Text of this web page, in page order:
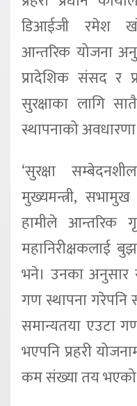
डिआईजी रमेश
आन्तरिक योजना
प्रादेशिक संसद र
सुरक्षाका लागि
स्थापनाको
‘सुरक्षा
मुख्यमन्त्री,
हामीले आन्तरिक
महानिरीक्षकलाई
भने। उनका अनुसार
गण स्थापना
समान्यतया एउटा
भएपनि प्रहरी
कम संख्या तय भएको